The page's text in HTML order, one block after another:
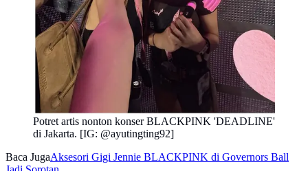
Potret artis nonton konser BLACKPINK 'DEADLINE'
di Jakarta. [IG: @ayutingting92]
Baca JugaAksesori Gigi Jennie BLACKPINK di Governors Ball